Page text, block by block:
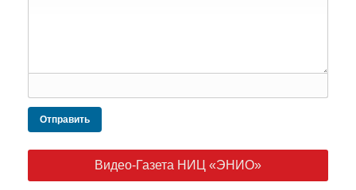
Отправить
Видео-Газета НИЦ «ЭНИО»